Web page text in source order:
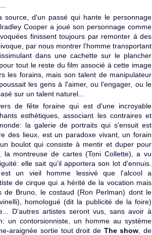
d'un passé qui hante le personnage
Cooper a joué son personnage comme
finissent toujours par remonter à des
par nous montrer l'homme transportant
dans une cachette sur le plancher
tout le reste du film associé à cette image
les forains, mais son talent de manipulateur
les gens à l'aimer, ou l'engager, ou le
sur un talent naturel...
de fête foraine qui est d'une incroyable
esthétiques, associant les contraires et
la galerie de portraits qui s'ensuit est
des lieux, est un paradoxe vivant, un forain
boulot qui consiste à mentir et duper pour
montreuse de cartes (Toni Collette), a vu
elle sait qu'il apportera son lot d'ennuis.
un vieil homme lessivé que l'alcool a
de cirque qui a hérité de la vocation mais
Bruno, le costaud (Ron Perlman) dont le
homologué (dit la publicité de la foire)
D'autres artistes seront vus, sans avoir à
un contorsionniste, un homme au système
araignée sortie tout droit de The show , de